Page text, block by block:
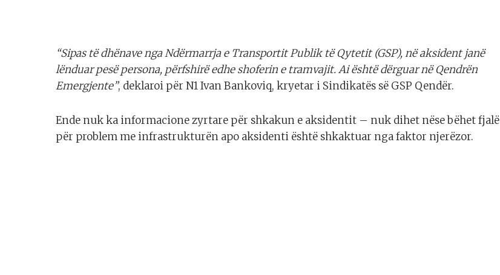
“Sipas të dhënave nga Ndërmarrja e Transportit Publik të Qytetit (GSP), në aksident janë
lënduar pesë persona, përfshirë edhe shoferin e tramvajit. Ai është dërguar në Qendrën
Emergjente”, deklaroi për N1 Ivan Bankoviq, kryetar i Sindikatës së GSP Qendër.
Ende nuk ka informacione zyrtare për shkakun e aksidentit – nuk dihet nëse bëhet fjalë
për problem me infrastrukturën apo aksidenti është shkaktuar nga faktor njerëzor.